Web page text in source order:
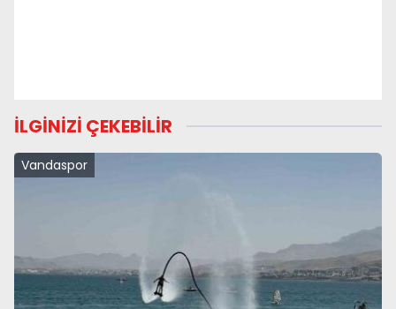
İLGİNİZİ ÇEKEBİLİR
Vandaspor